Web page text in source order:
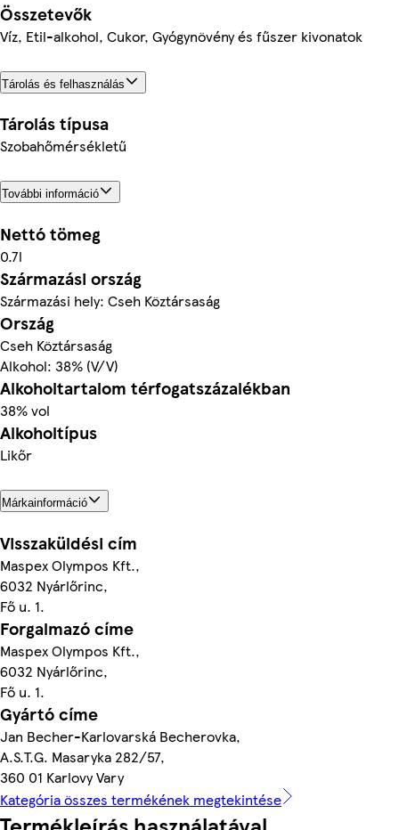
Összetevők
Víz, Etil-alkohol, Cukor, Gyógynövény és fűszer kivonatok
Tárolás és felhasználás
Tárolás típusa
Szobahőmérsékletű
További információ
Nettó tömeg
0.7l
Származási ország
Származási hely: Cseh Köztársaság
Ország
Cseh Köztársaság
Alkohol: 38% (V/V)
Alkoholtartalom térfogatszázalékban
38% vol
Alkoholtípus
Likőr
Márkainformáció
Visszaküldési cím
Maspex Olympos Kft.,
6032 Nyárlőrinc,
Fő u. 1.
Forgalmazó címe
Maspex Olympos Kft.,
6032 Nyárlőrinc,
Fő u. 1.
Gyártó címe
Jan Becher-Karlovarská Becherovka,
A.S.T.G. Masaryka 282/57,
360 01 Karlovy Vary
Kategória összes termékének megtekintése